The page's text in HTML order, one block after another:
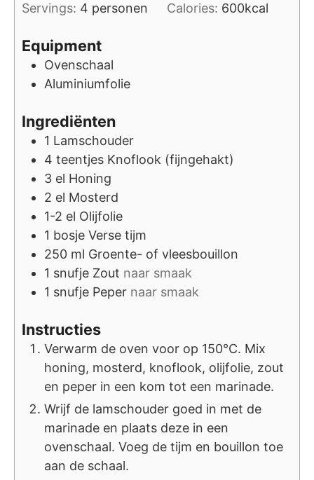
Servings: 4 personen Calories: 600kcal
Equipment
Ovenschaal
Aluminiumfolie
Ingrediënten
1 Lamschouder
4 teentjes Knoflook (fijngehakt)
3 el Honing
2 el Mosterd
1-2 el Olijfolie
1 bosje Verse tijm
250 ml Groente- of vleesbouillon
1 snufje Zout naar smaak
1 snufje Peper naar smaak
Instructies
Verwarm de oven voor op 150°C. Mix
honing, mosterd, knoflook, olijfolie, zout
en peper in een kom tot een marinade.
Wrijf de lamschouder goed in met de
marinade en plaats deze in een
ovenschaal. Voeg de tijm en bouillon toe
aan de schaal.